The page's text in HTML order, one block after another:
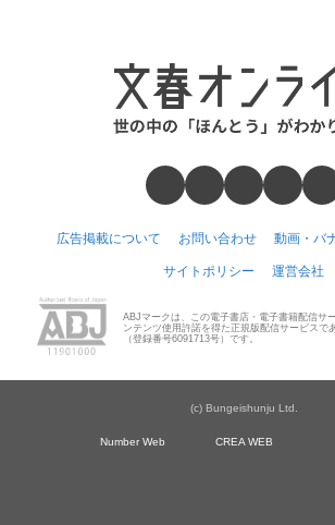
広告掲載について お問い合わせ 動画・バ
サイトポリシー 運営会社
ABJマークは、この電子書店・電子書籍配信サ
ンテンツ使用許諾を得た正規版配信サービスで
（登録番号6091713号）です。
(c) Bungeishunju Ltd.
Number Web CREA WEB